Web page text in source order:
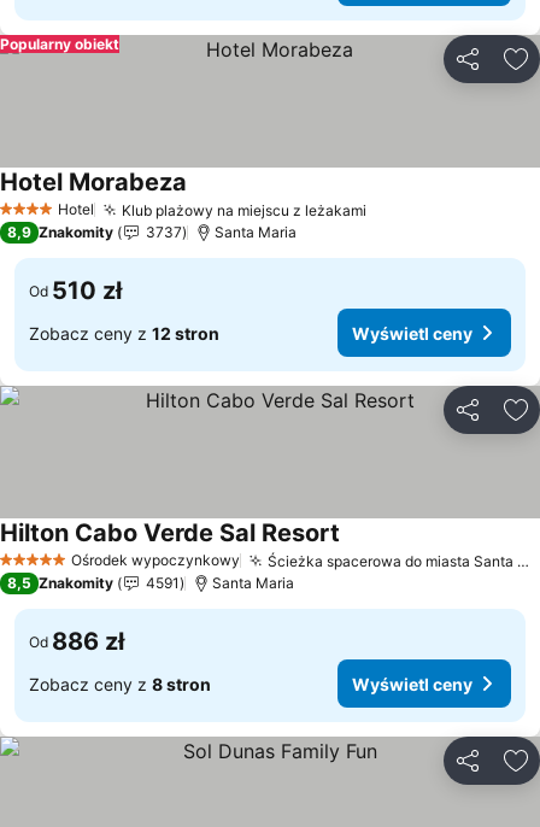
Popularny obiekt
4 KategoriaHotel Klub plażowy na miejscu z leżakami
Hotel Morabeza
8,9 Znakomity 3737 Santa Maria
Od 510 zł
Zobacz ceny z 12 stron Wyświetl ceny
5 KategoriaOśrodek wypoczynkowy Ścieżka spacerowa do miasta Santa Maria
Hilton Cabo Verde Sal Resort
8,5 Znakomity 4591 Santa Maria
Od 886 zł
Zobacz ceny z 8 stron Wyświetl ceny